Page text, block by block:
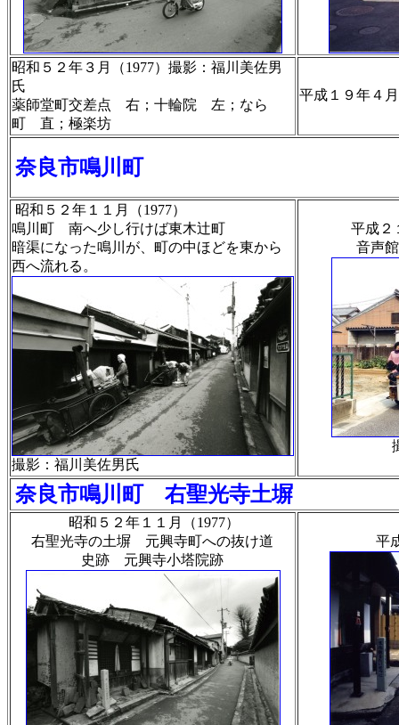
昭和５２年３月（1977）撮影：福川美佐男
氏
薬師堂町交差点 右；十輪院 左；なら
町 直；極楽坊
平成１９年４
奈良市鳴川町
昭和５２年１１月（1977）
鳴川町 南へ少し行けば東木辻町
暗渠になった鳴川が、町の中ほどを東から
西へ流れる。
撮影：福川美佐男氏
平成２
音声
奈良市鳴川町 右聖光寺土塀
昭和５２年１１月（1977）
右聖光寺の土塀 元興寺町への抜け道
史跡 元興寺小塔院跡
平